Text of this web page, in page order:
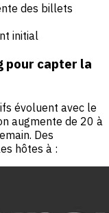
des billets
initial
pour capter la
évoluent avec le
augmente de 20 à
Des
hôtes à :